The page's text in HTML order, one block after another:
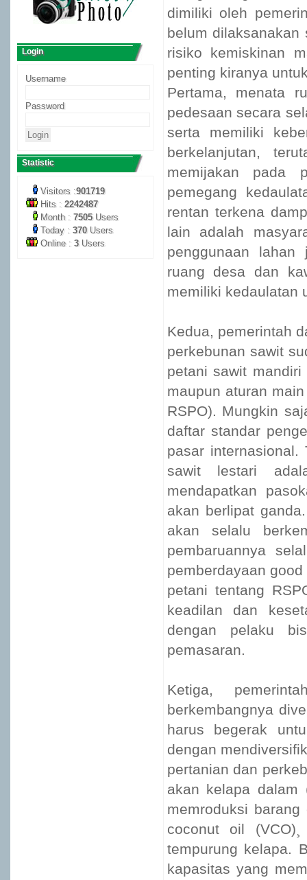
Login
Username
Password
Statistic
Visitors :901719
Hits : 2242487
Month : 7505Users
Today : 370Users
Online : 3Users
dimiliki oleh
belum
risiko kemiskinan
penting kiranya
Pertama, menata
pedesaan secara
serta memiliki
berkelanjutan,
memijakan pada
pemegang
rentan terkena
lain adalah
penggunaan lahan
ruang desa dan
memiliki kedaulatan
Kedua, pemerintah
perkebunan sawit
petani sawit
maupun aturan
RSPO). Mungkin
daftar standar
pasar internasional.
sawit lestari
mendapatkan
akan berlipat
akan selalu
pembaruannya
pemberdayaan
petani tentang
keadilan dan
dengan pelaku
pemasaran.
Ketiga,
berkembangnya
harus begerak
dengan
pertanian dan
akan kelapa
memroduksi
coconut oil
tempurung kelapa.
kapasitas yang